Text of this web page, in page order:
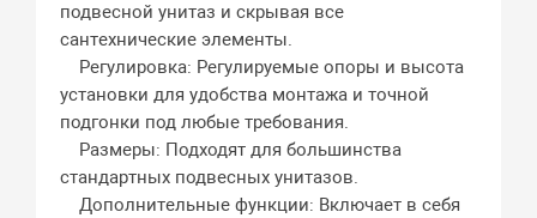
подвесной унитаз и скрывая все
сантехнические элементы.
Регулировка: Регулируемые опоры и высота
установки для удобства монтажа и точной
подгонки под любые требования.
Размеры: Подходят для большинства
стандартных подвесных унитазов.
Дополнительные функции: Включает в себя